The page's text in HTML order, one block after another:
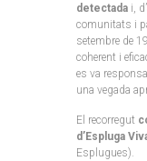
detectada i,
comunitats i
setembre de
coherent i
es va
una vegada
El recorregut
d’Espluga
Esplugues).